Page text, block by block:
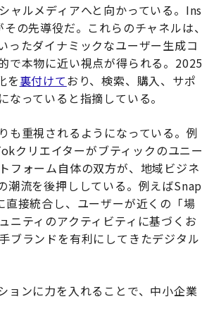
ャルメディアへと向かっている。Ins
先導役だ。これらのチャネルは、
ったダイナミックなユーザー生成コ
で本物に近い視点が得られる。2025
を裏付けており、検索、購入、サポ
っていると指摘している。
も重視されるようになっている。例
クリエイターがブティックのユニー
フォーム自体の双方が、地域ビジネ
潮流を後押ししている。例えばSnap
接統合し、ユーザーが近くの「場
ニティのアクティビティに基づくお
ブランドを有利にしてきたデジタル
ョンに力を入れることで、中小企業